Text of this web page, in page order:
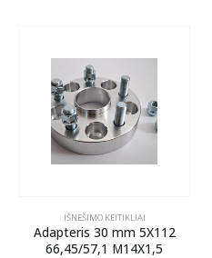
IŠNEŠIMO KEITIKLIAI
Adapteris 30 mm 5X112
66,45/57,1 M14X1,5